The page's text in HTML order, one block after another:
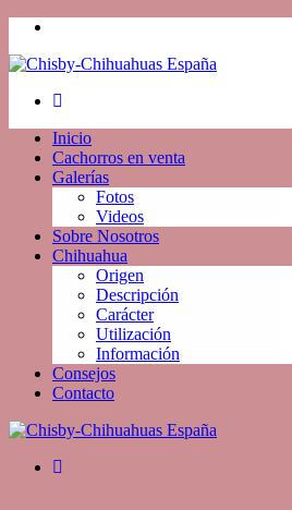
Inicio
Cachorros en venta
Galerías
Fotos
Videos
Sobre Nosotros
Chihuahua
Origen
Descripción
Carácter
Utilización
Información
Consejos
Contacto